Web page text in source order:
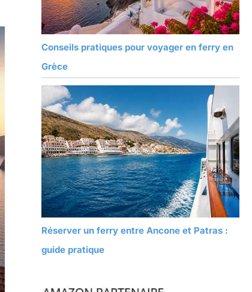
Conseils pratiques pour voyager en ferry en
Grèce
Réserver un ferry entre Ancone et Patras :
guide pratique